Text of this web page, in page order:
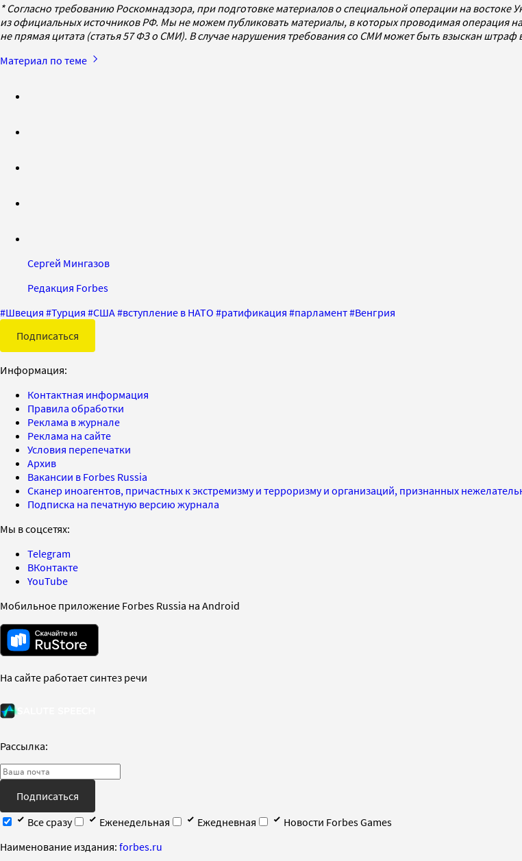
* Согласно требованию Роскомнадзора, при подготовке материалов о специальной операции на
из официальных источников РФ. Мы не можем публиковать материалы, в которых проводимая операция
не прямая цитата (статья 57 ФЗ о СМИ). В случае нарушения требования со СМИ может быть взыскан
Материал по теме
Сергей Мингазов
Редакция Forbes
#Швеция #Турция #США#вступление в НАТО #ратификация #парламент#Венгрия
Подписаться
Информация:
Контактная информация
Правила обработки
Реклама в журнале
Реклама на сайте
Условия перепечатки
Архив
Вакансии в Forbes Russia
Сканер иноагентов, причастных к экстремизму и терроризму и организаций, признанных
Подписка на печатную версию журнала
Мы в соцсетях:
Telegram
ВКонтакте
YouTube
Мобильное приложение Forbes Russia на Android
На сайте работает синтез речи
Рассылка:
Подписаться
Все сразу
Еженедельная Ежедневная
Новости Forbes Games
Наименование издания: forbes.ru